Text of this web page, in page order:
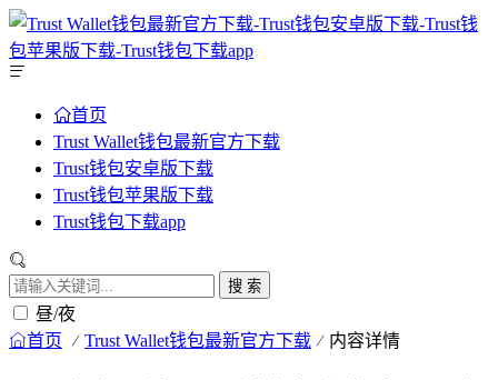
首页
Trust Wallet钱包最新官方下载
Trust钱包安卓版下载
Trust钱包苹果版下载
Trust钱包下载app
搜 索
昼/夜
首页 Trust Wallet钱包最新官方下载 内容详情